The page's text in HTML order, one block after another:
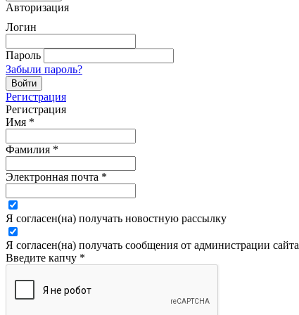
Авторизация
Логин
Пароль
Забыли пароль?
Регистрация
Регистрация
Имя *
Фамилия *
Электронная почта *
Я согласен(на) получать новостную рассылку
Я согласен(на) получать сообщения от администрации сайта
Введите капчу *